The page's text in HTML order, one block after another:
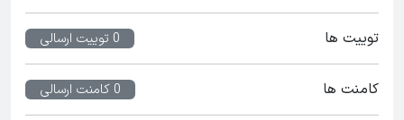
توییت ها 0 توییت ارسالی
کامنت ها 0 کامنت ارسالی